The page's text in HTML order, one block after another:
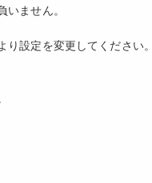
ません。
設定を変更してください。